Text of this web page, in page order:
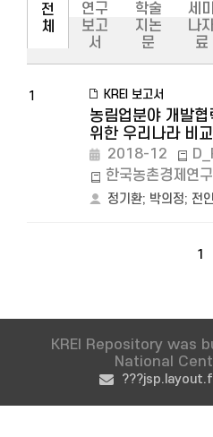
전
체
연구
보고
서
학술
지논
문
세미
나
료
1 KREI 보고서
농림업분야 개발
위한 우리나라 비
2018-12
한국농촌경제연
정기환; 박의정; 전
1
KREI Repository was
National